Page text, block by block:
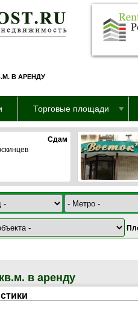
В АРЕНДУ
Торговые площади
Сдам
в аренду